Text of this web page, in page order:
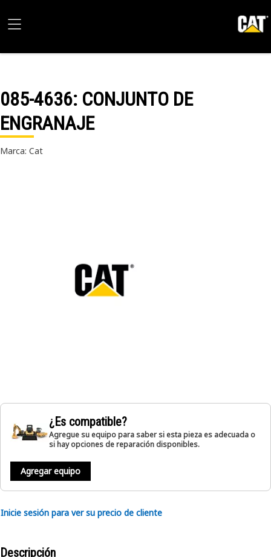
085-4636: CONJUNTO DE
ENGRANAJE
Marca: Cat
¿Es compatible?
Agregue su equipo para saber si esta pieza es adecuada o
si hay opciones de reparación disponibles.
Agregar equipo
Inicie sesión para ver su precio de cliente
Descripción